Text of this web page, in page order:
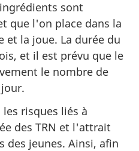
sont
que l'on place dans la
et la joue. La durée du
et il est prévu que le
le nombre de
risques liés à
des TRN et l'attrait
des jeunes. Ainsi, afin